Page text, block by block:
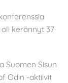
kerännyt 37
Suomen Sisun
Odin -aktiivit